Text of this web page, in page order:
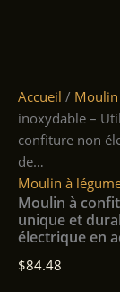
Accueil / Moulin
inoxydable –
confiture non
de…
Moulin à
Moulin à
unique et
électrique en
$84.48